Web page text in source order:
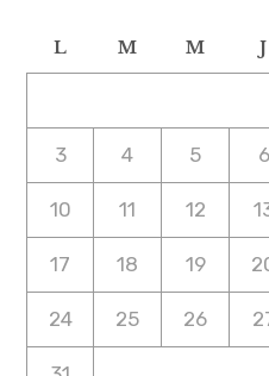
L M M J
3 4 5 6
10 11 12
17 18 19
24 25 26